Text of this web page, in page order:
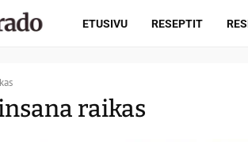
ETUSIVU RESEPTIT
raikas